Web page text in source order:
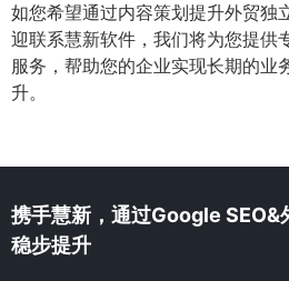
如您希望通过内容策划提升外贸独
迎联系慧新软件，我们将为您提供
服务，帮助您的企业实现长期的业
升。
携手慧新，通过Google SEO&
稳步提升